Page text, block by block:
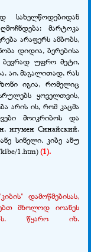
სახელწოდებიდან
მარტოკა
არაფერს ამბობს,
დიდია, ბერებისა
ბევრად უფრო მეტი,
აი, მაგალითად, რას
იგია, რომელიც
ყოველთვის,
არის ის, რომ კაცმა
მოიკრიბოს და
Синайский,
სინელი. კიბე ანუ
1.htm)(1).
დამოწმებისას,
მხოლოდ იოანეს
წყარო იხ.